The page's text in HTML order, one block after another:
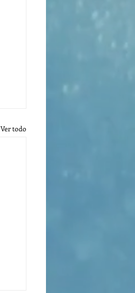
Ver todo